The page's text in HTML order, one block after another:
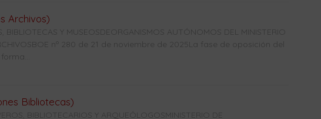
Archivos)
BIBLIOTECAS Y MUSEOSDEORGANISMOS AUTÓNOMOS DEL MINISTERIO
nº 280 de 21 de noviembre de 2025La fase de oposición del
Bibliotecas)
BIBLIOTECARIOS Y ARQUEÓLOGOSMINISTERIO DE